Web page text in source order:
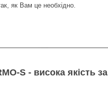
як Вам це необхідно.
S - висока якість